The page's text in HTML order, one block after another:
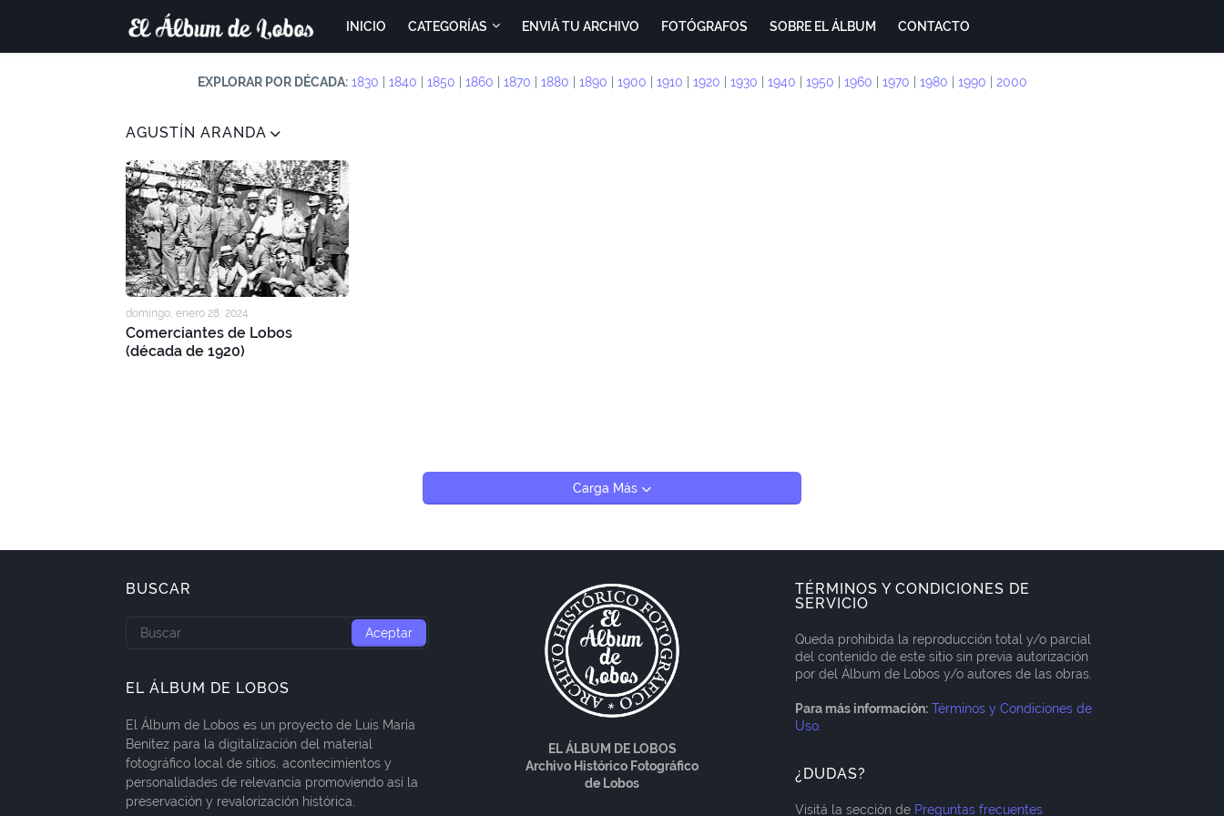
INICIO CATEGORÍAS ENVIÁ TU ARCHIVO FOTÓGRAFOS SOBRE EL ÁLBUM CONTACTO
EXPLORAR POR DÉCADA: 1830 1840 1850 1860 1870 1880 1890 1900 1910 1920 1930 1940 1950 1960 1970 1980 1990 2000
AGUSTÍN ARANDA
domingo, enero 28, 2024
Comerciantes de Lobos
(década de 1920)
Carga Más
BUSCAR
EL ÁLBUM DE LOBOS
El Álbum de Lobos es un proyecto de Luis María
Benítez para la digitalización del material
fotográfico local de sitios, acontecimientos y
personalidades de relevancia promoviendo así la
preservación y revalorización histórica.
EL ÁLBUM DE LOBOS
Archivo Histórico Fotográfico
de Lobos
TÉRMINOS Y CONDICIONES DE
SERVICIO
Queda prohibida la reproducción total y/o parcial
del contenido de este sitio sin previa autorización
por del Álbum de Lobos y/o autores de las obras.
Para más información: Términos y Condiciones de
Uso
¿DUDAS?
Visitá la sección de Preguntas frecuentes